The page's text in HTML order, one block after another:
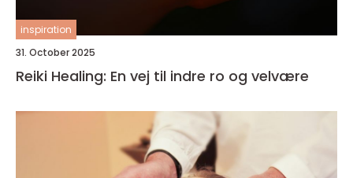
inspiration
31. October 2025
Reiki Healing: En vej til indre ro og velvære